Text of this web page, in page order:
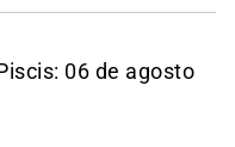
06 de agosto